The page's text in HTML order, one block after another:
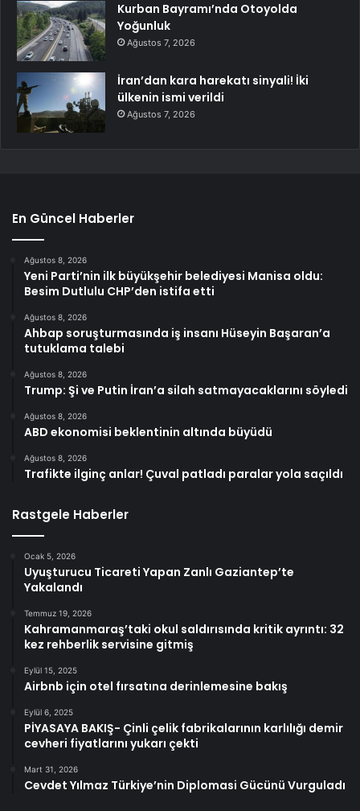
Kurban Bayramı’nda Otoyolda
Yoğunluk
Ağustos 7, 2026
İran’dan kara harekatı sinyali! İki
ülkenin ismi verildi
Ağustos 7, 2026
En Güncel Haberler
Ağustos 8, 2026
Yeni Parti’nin ilk büyükşehir belediyesi Manisa oldu:
Besim Dutlulu CHP’den istifa etti
Ağustos 8, 2026
Ahbap soruşturmasında iş insanı Hüseyin Başaran’a
tutuklama talebi
Ağustos 8, 2026
Trump: Şi ve Putin İran’a silah satmayacaklarını söyledi
Ağustos 8, 2026
ABD ekonomisi beklentinin altında büyüdü
Ağustos 8, 2026
Trafikte ilginç anlar! Çuval patladı paralar yola saçıldı
Rastgele Haberler
Ocak 5, 2026
Uyuşturucu Ticareti Yapan Zanlı Gaziantep’te
Yakalandı
Temmuz 19, 2026
Kahramanmaraş’taki okul saldırısında kritik ayrıntı: 32
kez rehberlik servisine gitmiş
Eylül 15, 2025
Airbnb için otel fırsatına derinlemesine bakış
Eylül 6, 2025
PİYASAYA BAKIŞ- Çinli çelik fabrikalarının karlılığı demir
cevheri fiyatlarını yukarı çekti
Mart 31, 2026
Cevdet Yılmaz Türkiye’nin Diplomasi Gücünü Vurguladı